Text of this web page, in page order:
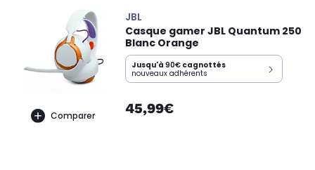
Comparer
JBL
Casque gamer JBL Quantum 250
Blanc Orange
Jusqu'à 90€ cagnottés
nouveaux adhérents
45,99€